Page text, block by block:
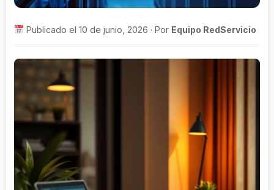
Publicado el 10 de junio, 2026 · Por Equipo RedServicio